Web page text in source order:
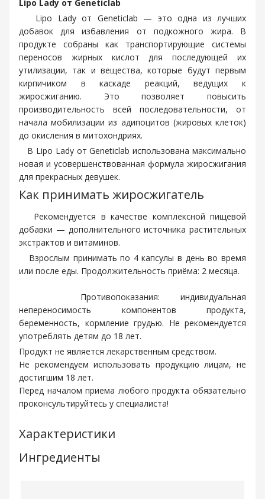
Lipo Lady от Geneticlab
Lipo Lady от Geneticlab — это одна из лучших
добавок для избавления от подкожного жира. В
продукте собраны как транспортирующие системы
переносов жирных кислот для последующей их
утилизации, так и вещества, которые будут первым
кирпичиком в каскаде реакций, ведущих к
жиросжиганию. Это позволяет повысить
производительность всей последовательности, от
начала мобилизации из адипоцитов (жировых клеток)
до окисления в митохондриях.
В Lipo Lady от Geneticlab использована максимально
новая и усовершенствованная формула жиросжигания
для прекрасных девушек.
Как принимать жиросжигатель
Рекомендуется в качестве комплексной пищевой
добавки — дополнительного источника растительных
экстрактов и витаминов.
Взрослым принимать по 4 капсулы в день во время
или после еды. Продолжительность приёма: 2 месяца.
Противопоказания: индивидуальная
непереносимость компонентов продукта,
беременность, кормление грудью. Не рекомендуется
употреблять детям до 18 лет.
Продукт не является лекарственным средством.
Не рекомендуем использовать продукцию лицам, не
достигшим 18 лет.
Перед началом приема любого продукта обязательно
проконсультируйтесь у специалиста!
Характеристики
Ингредиенты